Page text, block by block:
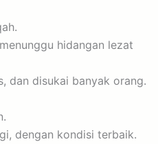
hidangan lezat
dan disukai banyak orang.
dengan kondisi terbaik.